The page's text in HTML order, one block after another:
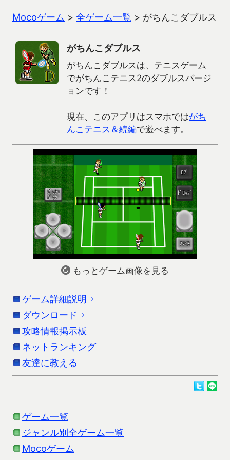
Mocoゲーム > 全ゲーム一覧 > がちんこダブルス
がちんこダブルス
がちんこダブルスは、テニスゲーム
でがちんこテニス2のダブルスバージ
ョンです！
現在、このアプリはスマホではがち
んこテニス＆続編で遊べます。
もっとゲーム画像を見る
ゲーム詳細説明
「がちんこダブルス」の詳細説明です。更新情報
はストアの情報を参考にしてください。
がちんこテニス2のダブルスバージョンで、ダブル
ス特有のボレー合戦や、前衛を抜くパッシングショ
わせ、なるべく効率よくなるように移動し、ショッ
トもCPUが適切なものを打ちます。
ダウンロード
お使いの端末に応じたダウンロードを行ってくだ
さい。
Androidをお使いの方
の方のダウンロードをお願
iPhoneをお使いの方
がちんこテニス＆続編
いします。
攻略情報掲示板
ネットランキング
友達に教える
ゲーム一覧
ジャンル別全ゲーム一覧
Mocoゲーム